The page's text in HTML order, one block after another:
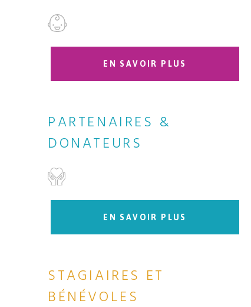
EN SAVOIR PLUS
PARTENAIRES &
DONATEURS
EN SAVOIR PLUS
STAGIAIRES ET
BÉNÉVOLES